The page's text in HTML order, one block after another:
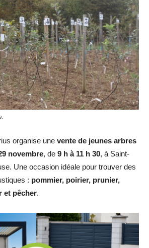
organise une vente de jeunes arbres
novembre, de 9 h à 11 h 30, à Saint-
Une occasion idéale pour trouver des
: pommier, poirier, prunier,
et pêcher.